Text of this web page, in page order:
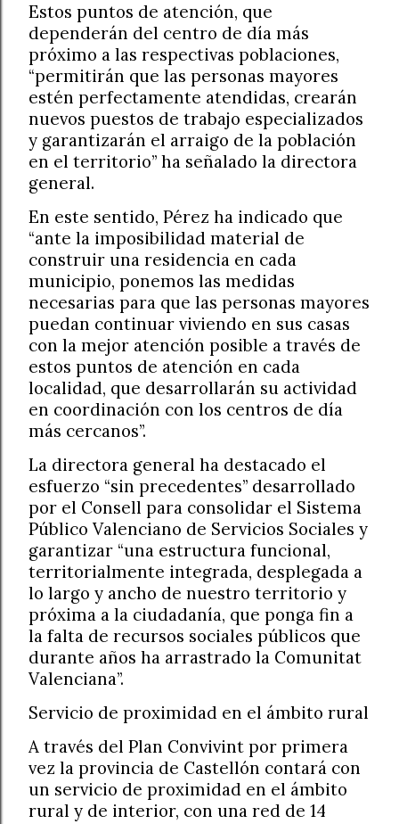
Estos puntos de atención, que
dependerán del centro de día más
próximo a las respectivas poblaciones,
“permitirán que las personas mayores
estén perfectamente atendidas, crearán
nuevos puestos de trabajo especializados
y garantizarán el arraigo de la población
en el territorio” ha señalado la directora
general.
En este sentido, Pérez ha indicado que
“ante la imposibilidad material de
construir una residencia en cada
municipio, ponemos las medidas
necesarias para que las personas mayores
puedan continuar viviendo en sus casas
con la mejor atención posible a través de
estos puntos de atención en cada
localidad, que desarrollarán su actividad
en coordinación con los centros de día
más cercanos”.
La directora general ha destacado el
esfuerzo “sin precedentes” desarrollado
por el Consell para consolidar el Sistema
Público Valenciano de Servicios Sociales y
garantizar “una estructura funcional,
territorialmente integrada, desplegada a
lo largo y ancho de nuestro territorio y
próxima a la ciudadanía, que ponga fin a
la falta de recursos sociales públicos que
durante años ha arrastrado la Comunitat
Valenciana”.
Servicio de proximidad en el ámbito rural
A través del Plan Convivint por primera
vez la provincia de Castellón contará con
un servicio de proximidad en el ámbito
rural y de interior, con una red de 14